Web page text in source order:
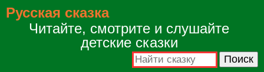
Русская сказка
Читайте, смотрите и слушайте
детские сказки